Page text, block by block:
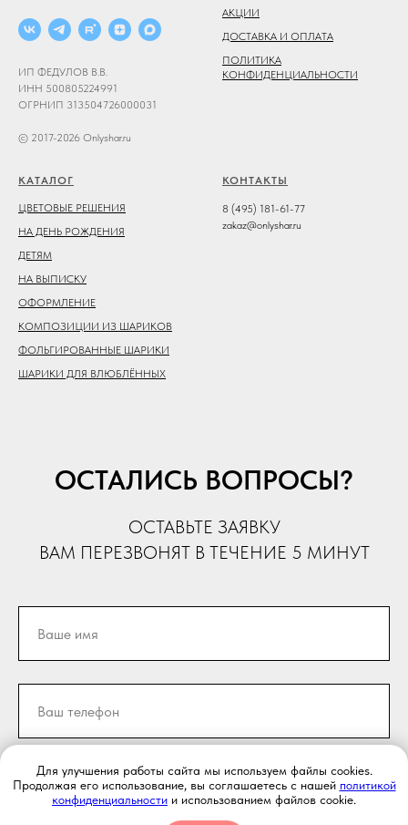
ИП ФЕДУЛОВ В.В.
ИНН 500805224991
ОГРНИП 313504726000031
© 2017-2026 Onlyshar.ru
АКЦИИ
ДОСТАВКА И ОПЛАТА
ПОЛИТИКА
КОНФИДЕНЦИАЛЬНОСТИ
КАТАЛОГ
ЦВЕТОВЫЕ РЕШЕНИЯ
НА ДЕНЬ РОЖДЕНИЯ
ДЕТЯМ
НА ВЫПИСКУ
ОФОРМЛЕНИЕ
КОМПОЗИЦИИ ИЗ ШАРИКОВ
ФОЛЬГИРОВАННЫЕ ШАРИКИ
ШАРИКИ ДЛЯ ВЛЮБЛЁННЫХ
КОНТАКТЫ
8 (495) 181-61-77
zakaz@onlyshar.ru
ОСТАЛИСЬ ВОПРОСЫ?
ОСТАВЬТЕ ЗАЯВКУ
ВАМ ПЕРЕЗВОНЯТ В ТЕЧЕНИЕ 5 МИНУТ
ОТПРАВИТЬ
Для улучшения работы сайта мы используем файлы cookies.
Продолжая его использование, вы соглашаетесь с нашей политикой
конфиденциальности и использованием файлов cookie.